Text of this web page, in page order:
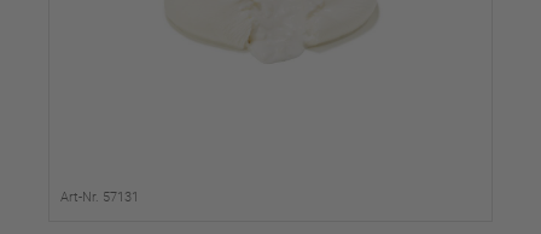
Art-Nr. 57131